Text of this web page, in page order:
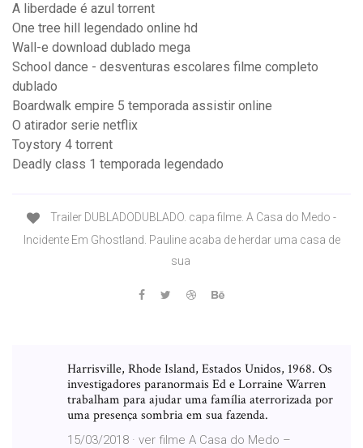
A liberdade é azul torrent
One tree hill legendado online hd
Wall-e download dublado mega
School dance - desventuras escolares filme completo
dublado
Boardwalk empire 5 temporada assistir online
O atirador serie netflix
Toystory 4 torrent
Deadly class 1 temporada legendado
Trailer DUBLADODUBLADO. capa filme. A Casa do Medo -
Incidente Em Ghostland. Pauline acaba de herdar uma casa de
sua
Harrisville, Rhode Island, Estados Unidos, 1968. Os
investigadores paranormais Ed e Lorraine Warren
trabalham para ajudar uma família aterrorizada por
uma presença sombria em sua fazenda.
15/03/2018 · ver filme A Casa do Medo –